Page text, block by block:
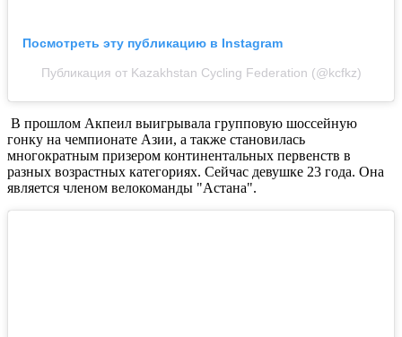
Посмотреть эту публикацию в Instagram
Публикация от Kazakhstan Cycling Federation (@kcfkz)
В прошлом Акпеил выигрывала групповую шоссейную
гонку на чемпионате Азии, а также становилась
многократным призером континентальных первенств в
разных возрастных категориях. Сейчас девушке 23 года. Она
является членом велокоманды "Астана".